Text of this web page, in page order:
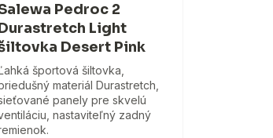
Pedroc 2
Light
Desert Pink
športová šiltovka,
materiál Durastretch,
panely pre skvelú
nastaviteľný zadný